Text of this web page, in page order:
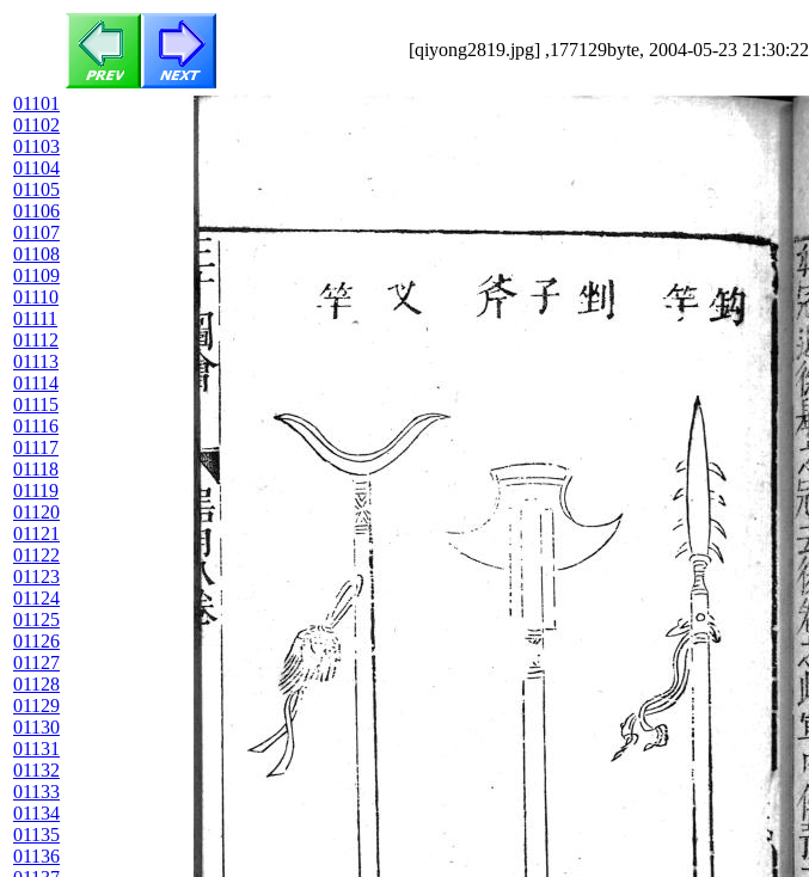
[qiyong2819.jpg] ,177129byte, 2004-05-23 21:30:22
01101
01102
01103
01104
01105
01106
01107
01108
01109
01110
01111
01112
01113
01114
01115
01116
01117
01118
01119
01120
01121
01122
01123
01124
01125
01126
01127
01128
01129
01130
01131
01132
01133
01134
01135
01136